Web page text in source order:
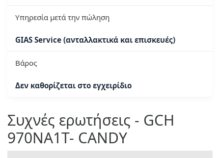
Υπηρεσία μετά την πώληση
GIAS Service (ανταλλακτικά και επισκευές)
Βάρος
Δεν καθορίζεται στο εγχειρίδιο
Συχνές ερωτήσεις - GCH
970NA1T- CANDY